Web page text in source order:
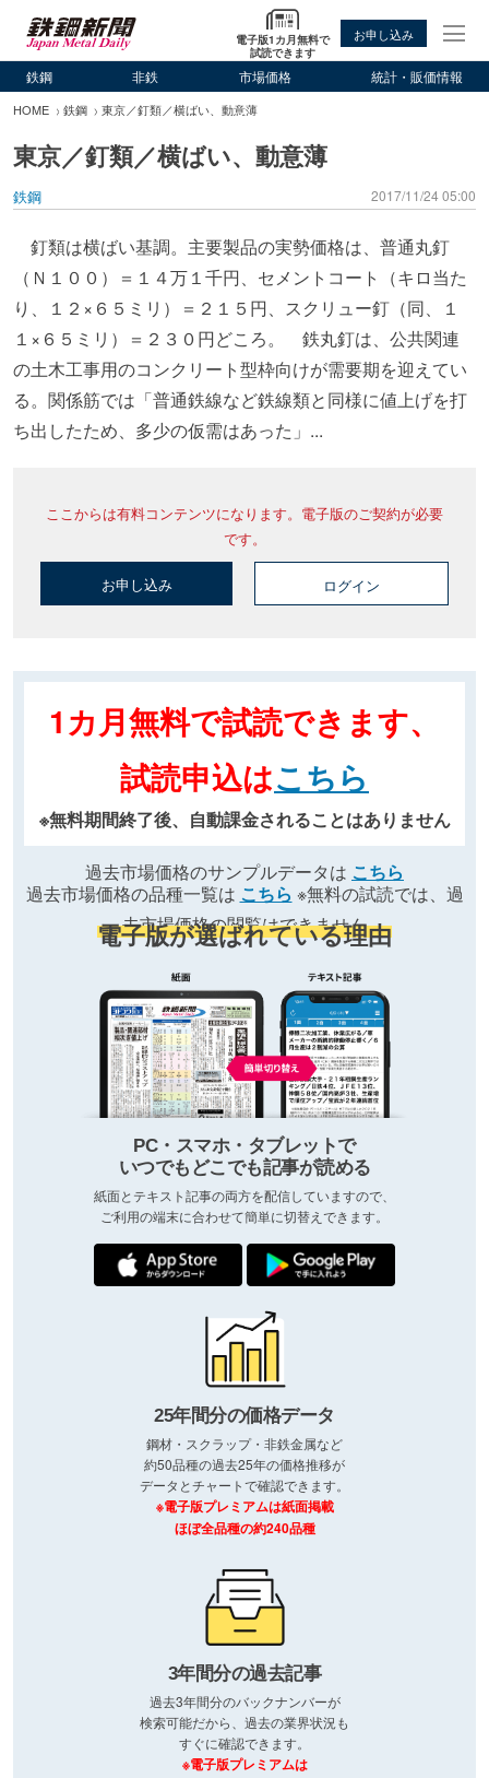
電子版1カ月無料で
試読できます
お申し込み
鉄鋼 非鉄 市場価格 統計・販価情報
HOME 鉄鋼 東京／釘類／横ばい、動意薄
東京／釘類／横ばい、動意薄
鉄鋼 2017/11/24 05:00
釘類は横ばい基調。主要製品の実勢価格は、普通丸釘
（Ｎ１００）＝１４万１千円、セメントコート（キロ当た
り、１２×６５ミリ）＝２１５円、スクリュー釘（同、１
１×６５ミリ）＝２３０円どころ。 鉄丸釘は、公共関連
の土木工事用のコンクリート型枠向けが需要期を迎えてい
る。関係筋では「普通鉄線など鉄線類と同様に値上げを打
ち出したため、多少の仮需はあった」...
ここからは有料コンテンツになります。電子版のご契約が必要
です。
お申し込み ログイン
1カ月無料で試読できます、
試読申込はこちら
※無料期間終了後、自動課金されることはありません
過去市場価格のサンプルデータは こちら
過去市場価格の品種一覧は こちら ※無料の試読では、過
去市場価格の閲覧はできません
電子版が選ばれている理由
PC・スマホ・タブレットで
いつでもどこでも記事が読める
紙面とテキスト記事の両方を配信していますので、
ご利用の端末に合わせて簡単に切替えできます。
25年間分の価格データ
鋼材・スクラップ・非鉄金属など
約50品種の過去25年の価格推移が
データとチャートで確認できます。
※電子版プレミアムは紙面掲載
ほぼ全品種の約240品種
3年間分の過去記事
過去3年間分のバックナンバーが
検索可能だから、過去の業界状況も
すぐに確認できます。
※電子版プレミアムは